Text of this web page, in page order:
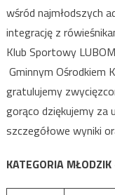
wśród najmłodszych
integrację z
Klub Sportowy
Gminnym Ośrodkiem
gratulujemy
gorąco dziękujemy za
szczegółowe wyniki
KATEGORIA